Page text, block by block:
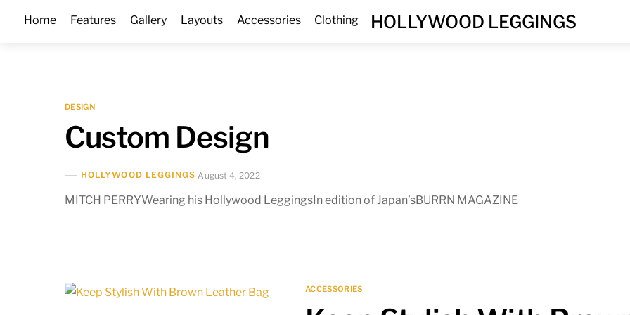
HOLLYWOOD LEGGINGS
Home Features Gallery Layouts Accessories Clothing
DESIGN
Custom Design
HOLLYWOOD LEGGINGS August 4, 2022
MITCH PERRYWearing his Hollywood LeggingsIn edition of Japan’sBURRN MAGAZINE
ACCESSORIES